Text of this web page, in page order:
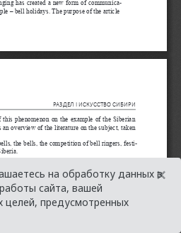
на обработку данных в
сайта, вашей
целей, предусмотренных
×